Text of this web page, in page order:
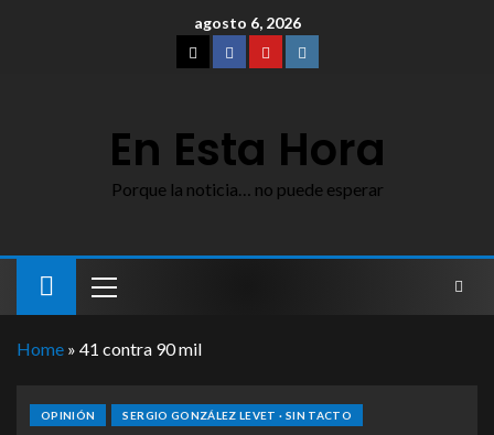
agosto 6, 2026
En Esta Hora
Porque la noticia… no puede esperar
Home » 41 contra 90 mil
OPINIÓN SERGIO GONZÁLEZ LEVET · SIN TACTO